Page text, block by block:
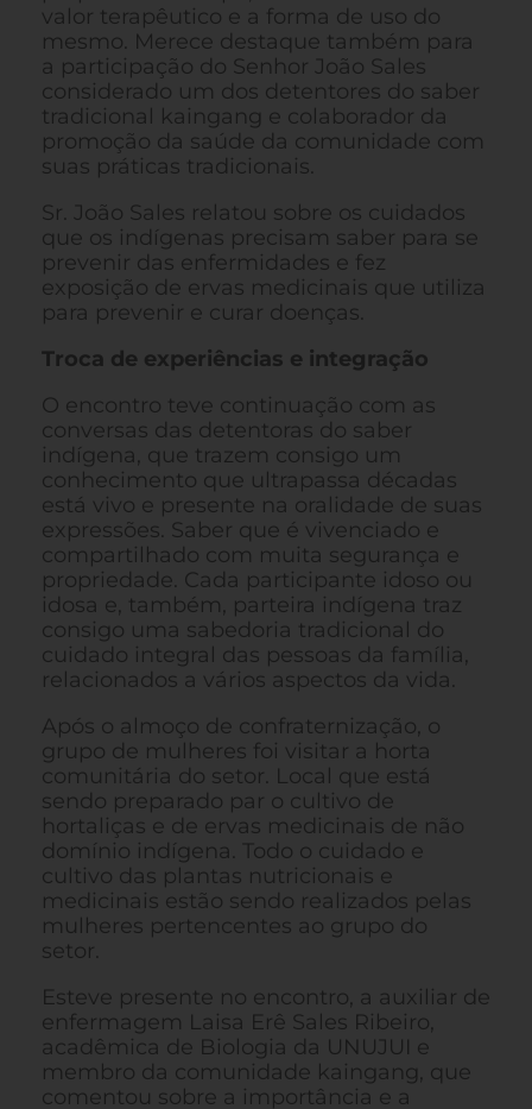
valor terapêutico e a forma de uso do
mesmo. Merece destaque também para
a participação do Senhor João Sales
considerado um dos detentores do saber
tradicional kaingang e colaborador da
promoção da saúde da comunidade com
suas práticas tradicionais.
Sr. João Sales relatou sobre os cuidados
que os indígenas precisam saber para se
prevenir das enfermidades e fez
exposição de ervas medicinais que utiliza
para prevenir e curar doenças.
Troca de experiências e integração
O encontro teve continuação com as
conversas das detentoras do saber
indígena, que trazem consigo um
conhecimento que ultrapassa décadas
está vivo e presente na oralidade de suas
expressões. Saber que é vivenciado e
compartilhado com muita segurança e
propriedade. Cada participante idoso ou
idosa e, também, parteira indígena traz
consigo uma sabedoria tradicional do
cuidado integral das pessoas da família,
relacionados a vários aspectos da vida.
Após o almoço de confraternização, o
grupo de mulheres foi visitar a horta
comunitária do setor. Local que está
sendo preparado par o cultivo de
hortaliças e de ervas medicinais de não
domínio indígena. Todo o cuidado e
cultivo das plantas nutricionais e
medicinais estão sendo realizados pelas
mulheres pertencentes ao grupo do
setor.
Esteve presente no encontro, a auxiliar de
enfermagem Laisa Erê Sales Ribeiro,
acadêmica de Biologia da UNUJUI e
membro da comunidade kaingang, que
comentou sobre a importância e a